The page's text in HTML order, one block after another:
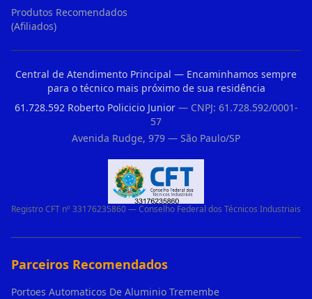
Produtos Recomendados
(Afiliados)
Central de Atendimento Principal — Encaminhamos sempre
para o técnico mais próximo de sua residência
61.728.592 Roberto Policicio Junior— CNPJ: 61.728.592/0001-
57
Avenida Rudge, 979 — São Paulo/SP
Registro CFT nº 33176235860 — Conselho Federal dos Técnicos Industriais
Parceiros Recomendados
Portoes Automaticos De Aluminio Tremembe